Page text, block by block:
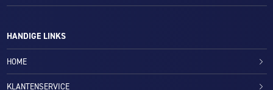
HANDIGE LINKS
HOME
KLANTENSERVICE